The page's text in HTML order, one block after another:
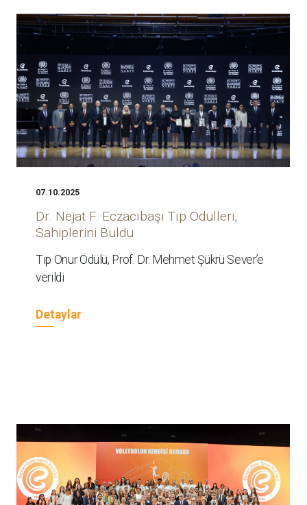
07.10.2025
Dr. Nejat F. Eczacıbaşı Tıp Ödülleri,
Sahiplerini Buldu
Tıp Onur Ödülü, Prof. Dr. Mehmet Şükrü Sever’e
verildi
Detaylar